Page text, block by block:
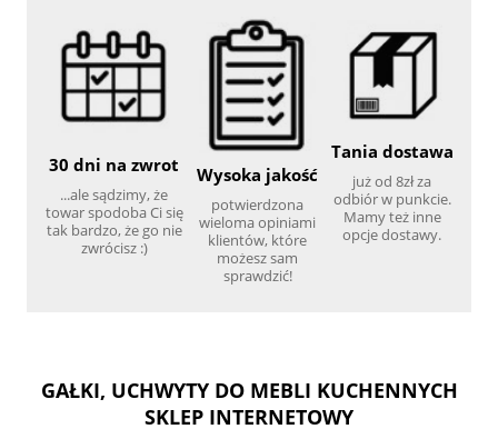
30 dni na zwrot
...ale sądzimy, że
towar spodoba Ci się
tak bardzo, że go nie
zwrócisz :)
Wysoka jakość
potwierdzona
wieloma opiniami
klientów, które
możesz sam
sprawdzić!
Tania dostawa
już od 8zł za
odbiór w punkcie.
Mamy też inne
opcje dostawy.
GAŁKI, UCHWYTY DO MEBLI KUCHENNYCH
SKLEP INTERNETOWY